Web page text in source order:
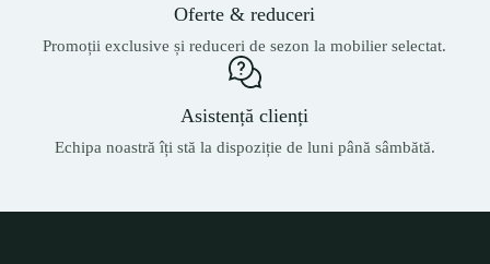
Oferte & reduceri
Promoții exclusive și reduceri de sezon la mobilier selectat.
Asistență clienți
Echipa noastră îți stă la dispoziție de luni până sâmbătă.